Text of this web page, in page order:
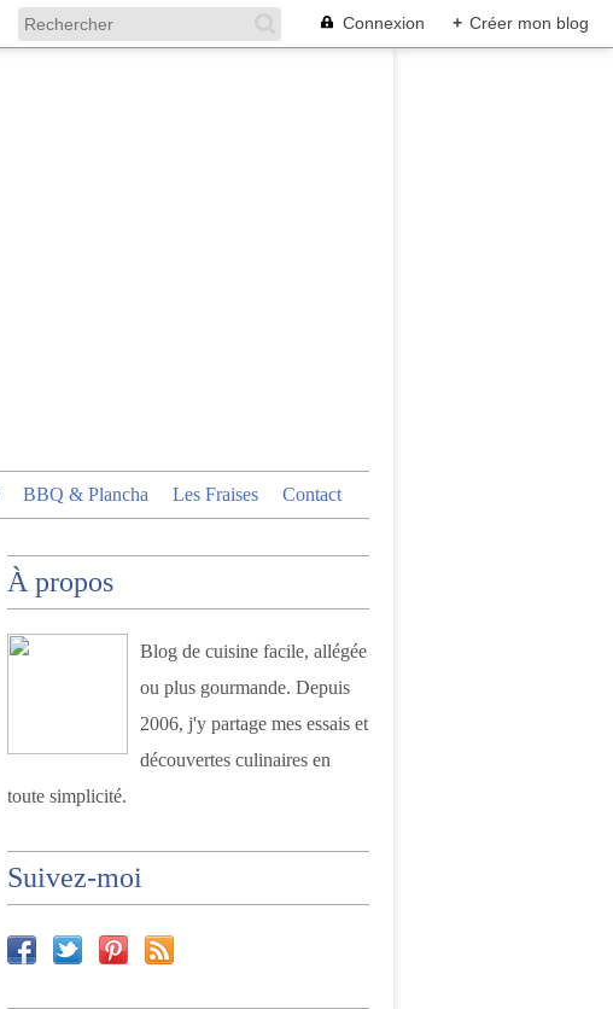
Connexion + Créer mon blog
BBQ & Plancha Les Fraises Contact
À propos
Blog de cuisine facile, allégée
ou plus gourmande. Depuis
2006, j'y partage mes essais et
découvertes culinaires en
toute simplicité.
Suivez-moi